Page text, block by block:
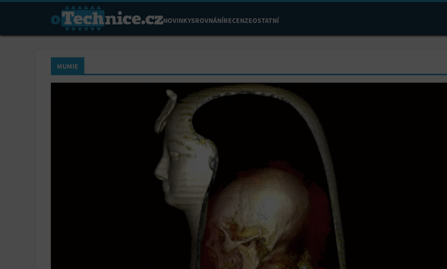
NOVINKYSROVNÁNÍRECENZEOSTATNÍ
MUMIE